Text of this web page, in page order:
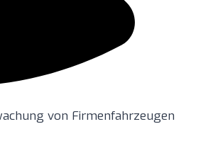
von Firmenfahrzeugen